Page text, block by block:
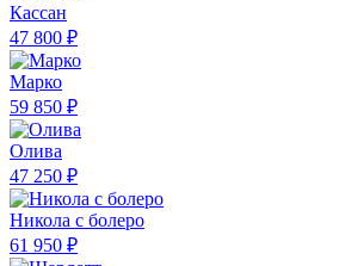
Кассан
47 800 ₽
Марко
59 850 ₽
Олива
47 250 ₽
Никола с болеро
61 950 ₽